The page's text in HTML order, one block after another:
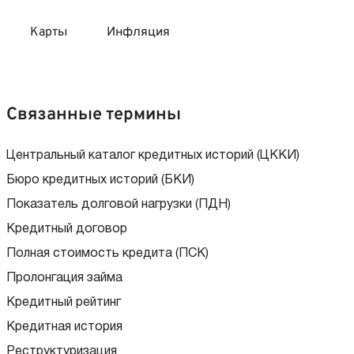
на месяц
вклады
вклады
Карты
120 дней без процентов
карты с 18 лет
карты с доставкой на дом
карты без посещения банка
Инфляция
список продуктов с динамикой цен
Связанные термины
Центральный каталог кредитных историй (ЦККИ)
Бюро кредитных историй (БКИ)
Показатель долговой нагрузки (ПДН)
Кредитный договор
Полная стоимость кредита (ПСК)
Пролонгация займа
Кредитный рейтинг
Кредитная история
Реструктуризация